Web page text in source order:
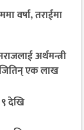
वर्षा, तराईमा
अर्थमन्त्री
एक लाख
देखि